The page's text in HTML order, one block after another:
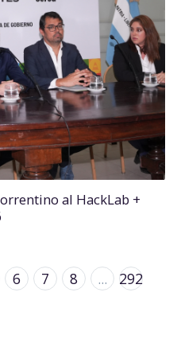
al HackLab +
6 7 8 ...
292